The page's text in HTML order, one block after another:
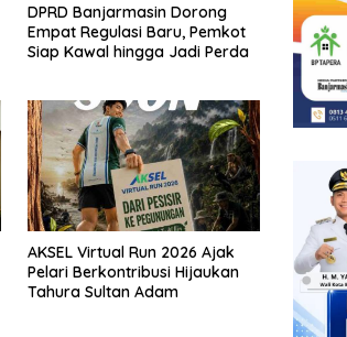
DPRD Banjarmasin Dorong
Empat Regulasi Baru, Pemkot
Siap Kawal hingga Jadi Perda
AKSEL Virtual Run 2026 Ajak
Pelari Berkontribusi Hijaukan
Tahura Sultan Adam